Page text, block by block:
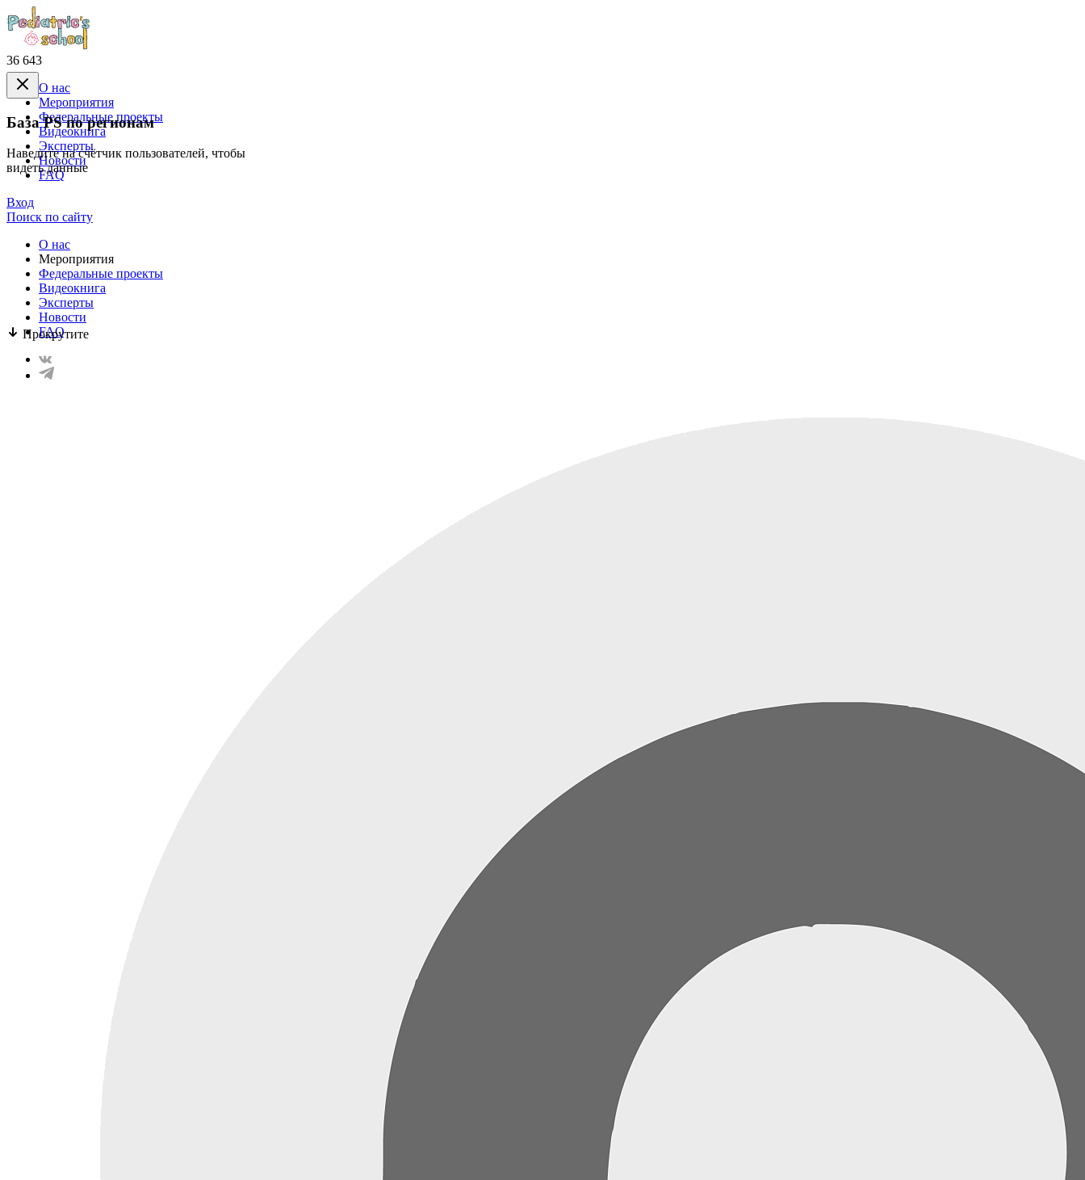
36 643
База PS по регионам
Наведите на счётчик пользователей, чтобы
видеть данные
Прокрутите
О нас
Mероприятия
Федеральные проекты
Видеокнига
Эксперты
Новости
FAQ
Вход
Поиск по сайту
О нас
Mероприятия
Федеральные проекты
Видеокнига
Эксперты
Новости
FAQ